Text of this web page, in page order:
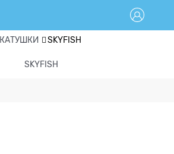
КАТУШКИ SKYFISH
SKYFISH